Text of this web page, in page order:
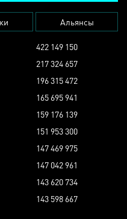
Альянсы
422 149 150
217 324 657
196 315 472
165 695 941
159 176 139
151 953 300
147 469 975
147 042 961
143 620 734
143 598 667